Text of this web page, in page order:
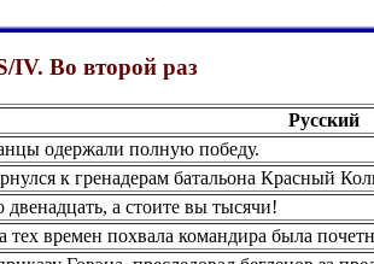
IV. Во второй раз
Русский
одержали полную победу.
к гренадерам батальона Красный
двенадцать, а стоите вы тысячи!
тех времен похвала командира была